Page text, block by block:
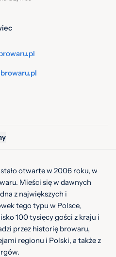
otwarte w 2006 roku, w
Mieści się w dawnych
z największych i
tego typu w Polsce,
100 tysięcy gości z kraju i
przez historię browaru,
regionu i Polski, a także z